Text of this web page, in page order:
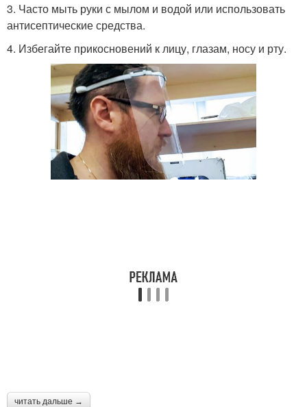
3. Часто мыть руки с мылом и водой или использовать
антисептические средства.
4. Избегайте прикосновений к лицу, глазам, носу и рту.
читать дальше →